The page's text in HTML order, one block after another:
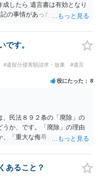
したら 遺言書は有効となり
の事情があったことが証明で
「ここにいたら殺される」
面会は出来ない。俺は携帯電
母の話は聞かなくて良い」と
事に毒が入っている」「体
ったです。 当時の診療記
弁護士に面談で相談された
です。
#遺留分侵害額請求・放棄
#遺言
役にたった 8
、民法８９２条の「廃除」の
か、です。「廃除」の理由
、「重大な侮辱」を受けた
条）。 弁護士に具体的な事
、実際に法律相談を受けるこ
あること？